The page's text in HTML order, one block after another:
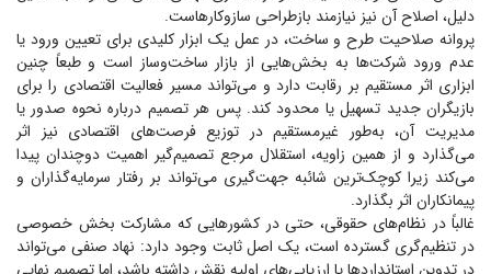
دلیل، اصلاح آن نیز نیازمند بازطراحی سازوکارهاست.
پروانه صلاحیت طرح و ساخت، در عمل یک ابزار کلیدی برای تعیین ورود یا
عدم ورود شرکت‌ها به بخش‌هایی از بازار ساخت‌وساز است و طبعاً چنین
ابزاری اثر مستقیم بر رقابت دارد و می‌تواند مسیر فعالیت اقتصادی را برای
بازیگران جدید تسهیل یا محدود کند. پس هر تصمیم درباره نحوه صدور یا
مدیریت آن، به‌طور غیرمستقیم در توزیع فرصت‌های اقتصادی نیز اثر
می‌گذارد و از همین زاویه، استقلال مرجع تصمیم‌گیر اهمیت دوچندان پیدا
می‌کند زیرا کوچک‌ترین شائبه جهت‌گیری می‌تواند بر رفتار سرمایه‌گذاران و
پیمانکاران اثر بگذارد.
غالباً در نظام‌های حقوقی، حتی در کشور‌هایی که مشارکت بخش خصوصی
در تنظیم‌گری گسترده است، یک اصل ثابت وجود دارد: نهاد صنفی می‌تواند